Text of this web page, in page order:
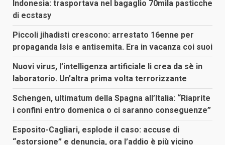
Indonesia: trasportava nel bagaglio 70mila pasticche
di ecstasy
Piccoli jihadisti crescono: arrestato 16enne per
propaganda Isis e antisemita. Era in vacanza coi suoi
Nuovi virus, l’intelligenza artificiale li crea da sè in
laboratorio. Un’altra prima volta terrorizzante
Schengen, ultimatum della Spagna all’Italia: “Riaprite
i confini entro domenica o ci saranno conseguenze”
Esposito-Cagliari, esplode il caso: accuse di
“estorsione” e denuncia, ora l’addio è più vicino